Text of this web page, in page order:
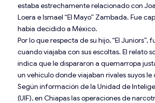
estaba estrechamente relacionado con
Loera e Ismael “El Mayo” Zambada. Fue
había decidido a México.
Por lo que respecta de su hijo, “El Juniors”,
cuando viajaba con sus escoltas. El relato
indica que le dispararon a quemarropa
un vehículo donde viajaban rivales suyos
Según información de la Unidad de
(UIF), en Chiapas las operaciones de